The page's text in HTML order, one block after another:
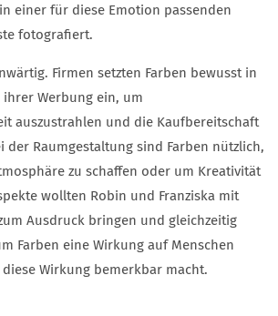
einer für diese Emotion passenden
fotografiert.
Firmen setzten Farben bewusst in
Werbung ein, um
auszustrahlen und die Kaufbereitschaft
der Raumgestaltung sind Farben nützlich,
zu schaffen oder um Kreativität
wollten Robin und Franziska mit
Ausdruck bringen und gleichzeitig
Farben eine Wirkung auf Menschen
Wirkung bemerkbar macht.